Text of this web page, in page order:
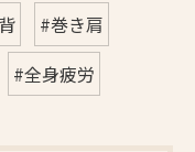
#巻き肩
#全身疲労